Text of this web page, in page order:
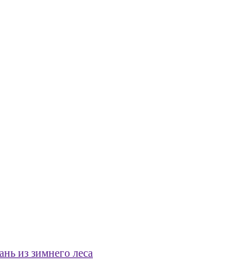
из зимнего леса